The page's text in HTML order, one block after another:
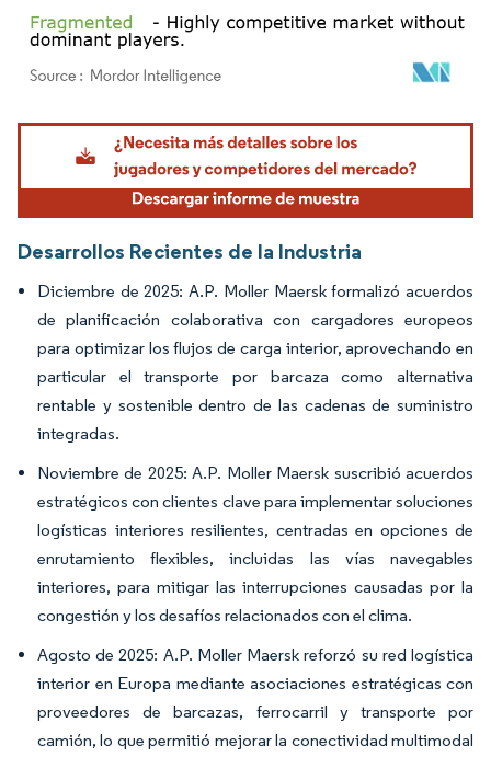
Imagen © Mordor Intelligence. El uso requiere atribución según CC BY 4.0.
Desarrollos Recientes de la Industria
Diciembre de 2025: A.P. Moller Maersk formalizó acuerdos
de planificación colaborativa con cargadores europeos
para optimizar los flujos de carga interior, aprovechando en
particular el transporte por barcaza como alternativa
rentable y sostenible dentro de las cadenas de suministro
integradas.
Noviembre de 2025: A.P. Moller Maersk suscribió acuerdos
estratégicos con clientes clave para implementar soluciones
logísticas interiores resilientes, centradas en opciones de
enrutamiento flexibles, incluidas las vías navegables
interiores, para mitigar las interrupciones causadas por la
congestión y los desafíos relacionados con el clima.
Agosto de 2025: A.P. Moller Maersk reforzó su red logística
interior en Europa mediante asociaciones estratégicas con
proveedores de barcazas, ferrocarril y transporte por
camión, lo que permitió mejorar la conectividad multimodal